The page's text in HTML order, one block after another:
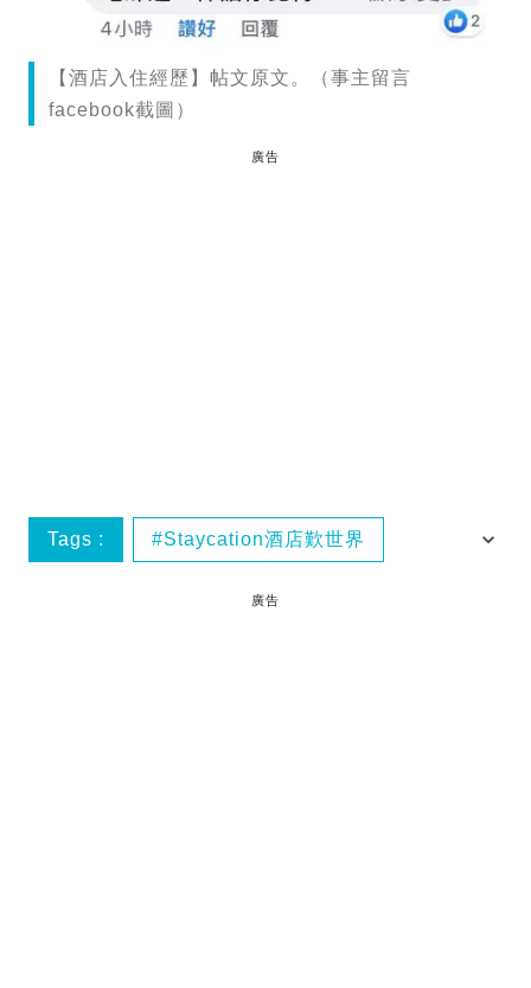
【酒店入住經歷】帖文原文。（事主留言
facebook截圖）
廣告
Tags : Staycation酒店歎世界
酒店
廣告